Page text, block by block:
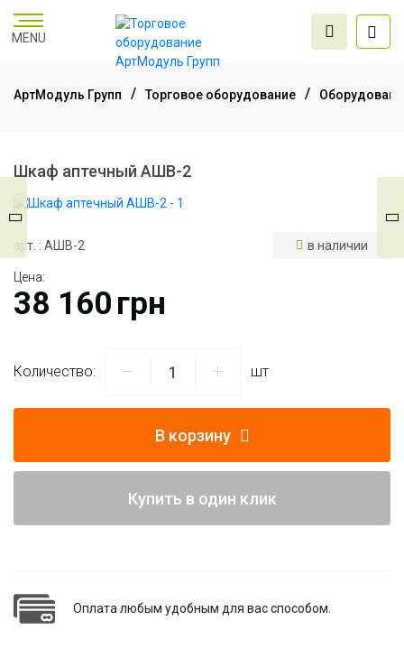
MENU
оборудование
проектирования
АртМодуль Групп Торговое оборудование
Шкаф аптечный АШВ-2
арт. : АШВ-2 в наличии
Цена:
38 160грн
Количество: шт
В корзину
Купить в один клик
Оплата любым удобным для вас способом.